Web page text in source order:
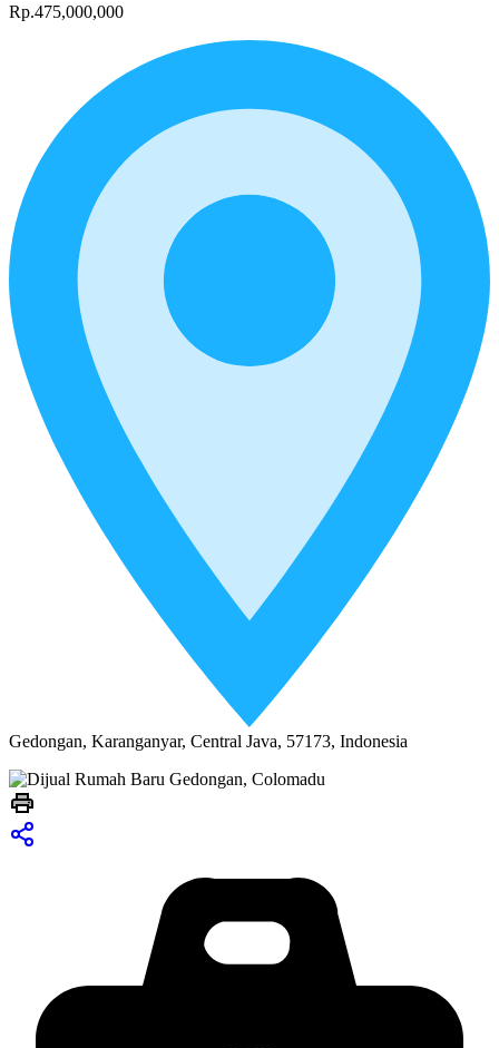
Rp.475,000,000
Gedongan, Karanganyar, Central Java, 57173, Indonesia